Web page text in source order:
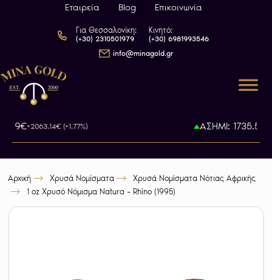
Εταιρεία Blog Επικοινωνία
Για Θεσσαλονίκη:
(+30) 2310501979
Κινητό:
(+30) 6981993546
info@minagold.gr
+2063.14€ (+1.77%) ΑΣΗΜΙ: 1735.5€
Αρχική Χρυσά Νομίσματα
Χρυσά Νομίσματα Νότιας Αφρικής
1 oz Χρυσό Νόμισμα Natura – Rhino (1995)